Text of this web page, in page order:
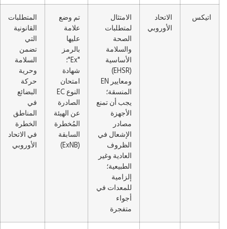
اتيكس
الاتحاد
الأوروبي
الامتثال
لمتطلبات
الصحة
والسلامة
الأساسية
(EHSR)
ومعايير EN
المنسقة؛
يجب أن تمنع
الأجهزة
مصادر
الإشعال في
الظروف
العادية وغير
الطبيعية؛
إلزامية
للمعدات في
أجواء
متفجرة
تم وضع
علامة
عليها
بالرمز
"Ex"؛
شهادة
امتحان
النوع EC
الصادرة
عن الهيئة
المُخطرة
السابقة
المتطلبات
القانونية
تضمن
السلامة
وحرية
حركة
البضائع
المناطق
الخطرة
في الاتحاد
الأوروبي